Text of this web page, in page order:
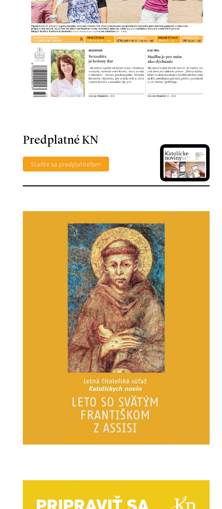
Predplatné KN
Staňte sa predplatiteľom